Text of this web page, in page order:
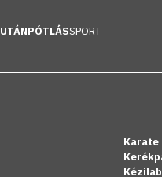
UTÁNPÓTLÁSSPORT
Karate